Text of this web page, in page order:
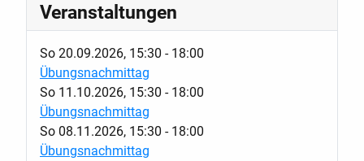
Veranstaltungen
So 20.09.2026, 15:30 - 18:00
Übungsnachmittag
So 11.10.2026, 15:30 - 18:00
Übungsnachmittag
So 08.11.2026, 15:30 - 18:00
Übungsnachmittag